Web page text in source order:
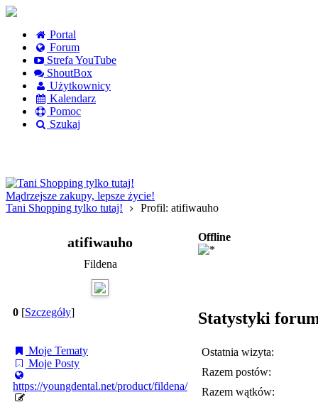
Portal
Forum
Strefa YouTube
ShoutBox
Użytkownicy
Kalendarz
Pomoc
Szukaj
Mądrzejsze zakupy, lepsze życie!
Tani Shopping tylko tutaj!
Profil: atifiwauho
atifiwauho
Fildena
0 [Szczegóły]
Moje Tematy
Moje Posty
https://youngdental.net/product/fildena/
Offline
Statystyki
Ostatnia wizyta:
Razem postów:
Razem wątków: